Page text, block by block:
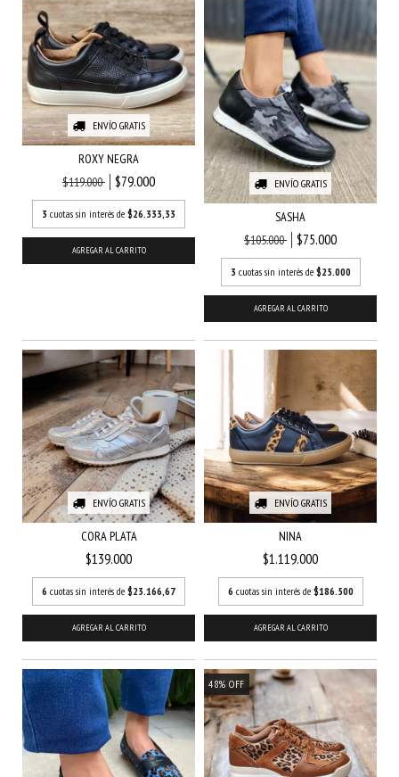
ENVÍO GRATIS
ROXY NEGRA
$119.000
$79.000
3 cuotas sin interés de $26.333,33
AGREGAR AL CARRITO
ENVÍO GRATIS
SASHA
$105.000
$75.000
3 cuotas sin interés de $25.000
AGREGAR AL CARRITO
ENVÍO GRATIS
CORA PLATA
$139.000
6 cuotas sin interés de $23.166,67
AGREGAR AL CARRITO
ENVÍO GRATIS
NINA
$1.119.000
6 cuotas sin interés de $186.500
AGREGAR AL CARRITO
48% OFF